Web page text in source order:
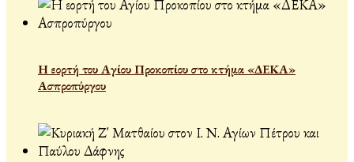
Η εορτή του Αγίου Προκοπίου στο κτήμα «ΔΕΚΑ»
Ασπροπύργου